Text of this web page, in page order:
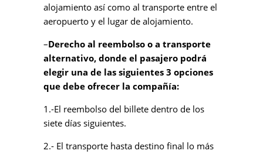
alojamiento así como al transporte entre el
aeropuerto y el lugar de alojamiento.
–Derecho al reembolso o a transporte
alternativo, donde el pasajero podrá
elegir una de las siguientes 3 opciones
que debe ofrecer la compañía:
1.-El reembolso del billete dentro de los
siete días siguientes.
2.- El transporte hasta destino final lo más